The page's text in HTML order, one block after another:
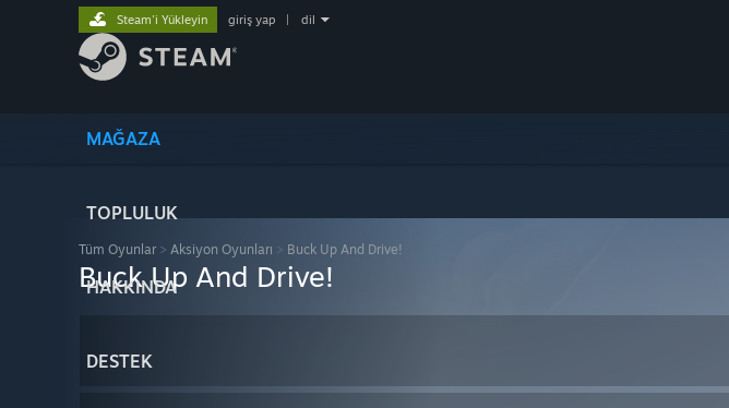
MAĞAZA
TOPLULUK
HAKKINDA
DESTEK
Steam'i Yükleyin giriş yap dil
Tüm Oyunlar > Aksiyon Oyunları > Buck Up And Drive!
Buck Up And Drive!